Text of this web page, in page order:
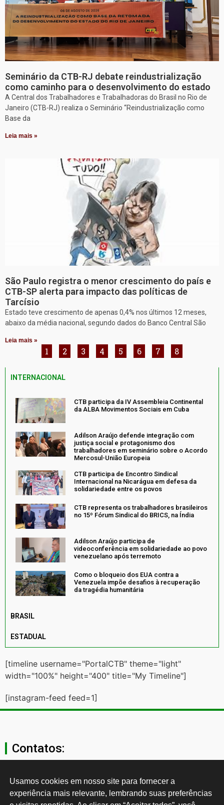
Seminário da CTB-RJ debate reindustrialização
como caminho para o desenvolvimento do estado
A Central dos Trabalhadores e Trabalhadoras do Brasil no Rio de
Janeiro (CTB-RJ) realiza o Seminário “Reindustrialização como
Base da
Leia mais »
São Paulo registra o menor crescimento do país e
CTB-SP alerta para impacto das políticas de
Tarcísio
Estado teve crescimento de apenas 0,4% nos últimos 12 meses,
abaixo da média nacional, segundo dados do Banco Central São
Leia mais »
1 2 3 4 5 6 7 8
INTERNACIONAL
CTB participa da IV Assembleia Continental
da ALBA Movimentos Sociais em Cuba
Adilson Araújo defende integração com
justiça social e protagonismo dos
trabalhadores em seminário sobre o Acordo
Mercosul-União Europeia
CTB participa de Encontro Sindical
Internacional na Nicarágua em defesa da
solidariedade entre os povos
CTB representa os trabalhadores brasileiros
no 15º Fórum Sindical do BRICS, na Índia
Adilson Araújo participa de
videoconferência em solidariedade ao povo
venezuelano após terremoto
Como o bloqueio dos EUA contra a
Venezuela impõe desafios à recuperação
da tragédia humanitária
BRASIL
ESTADUAL
[timeline username="PortalCTB" theme="light"
width="100%" height="400" title="My Timeline"]
[instagram-feed feed=1]
Contatos:
secgeral@ctb.org.br
11 3874-0040
Usamos cookies em nosso site para fornecer a
experiência mais relevante, lembrando suas preferências